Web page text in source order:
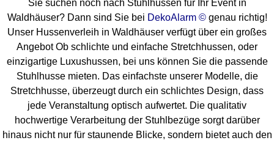
Sie suchen noch nach Stuhlhussen für Ihr Event in
Waldhäuser? Dann sind Sie bei DekoAlarm ©genau richtig!
Unser Hussenverleih in Waldhäuser verfügt über ein großes
Angebot Ob schlichte und einfache Stretchhussen, oder
einzigartige Luxushussen, bei uns können Sie die passende
Stuhlhusse mieten. Das einfachste unserer Modelle, die
Stretchhusse, überzeugt durch ein schlichtes Design, dass
jede Veranstaltung optisch aufwertet. Die qualitativ
hochwertige Verarbeitung der Stuhlbezüge sorgt darüber
hinaus nicht nur für staunende Blicke, sondern bietet auch den